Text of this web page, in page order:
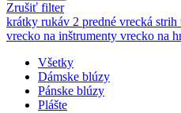
Zrušiť filter
krátky rukáv 2 predné vrecká strih
vrecko na inštrumenty vrecko na
Všetky
Dámske blúzy
Pánske blúzy
Plášte